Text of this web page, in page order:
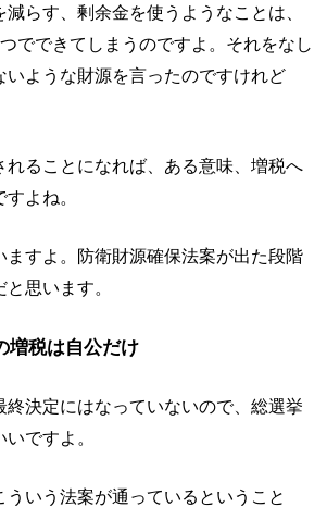
らす、剰余金を使うようなことは、
でできてしまうのですよ。それをなし
いような財源を言ったのですけれど
れることになれば、ある意味、増税へ
よね。
ますよ。防衛財源確保法案が出た段階
思います。
増税は自公だけ
終決定にはなっていないので、総選挙
ですよ。
いう法案が通っているということ